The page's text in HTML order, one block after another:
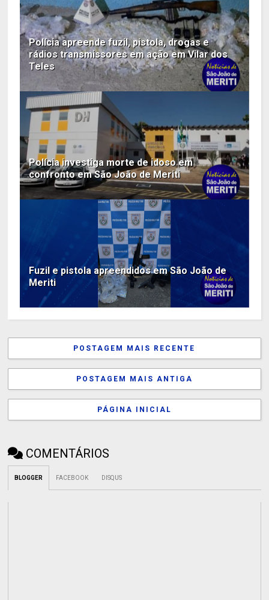
Polícia apreende fuzil, pistola, drogas e
rádios transmissores em ação em Vilar dos
Teles
Polícia investiga morte de idoso em
confronto em São João de Meriti
Fuzil e pistola apreendidos em São João de
Meriti
POSTAGEM MAIS RECENTE
POSTAGEM MAIS ANTIGA
PÁGINA INICIAL
COMENTÁRIOS
BLOGGER FACEBOOK DISQUS